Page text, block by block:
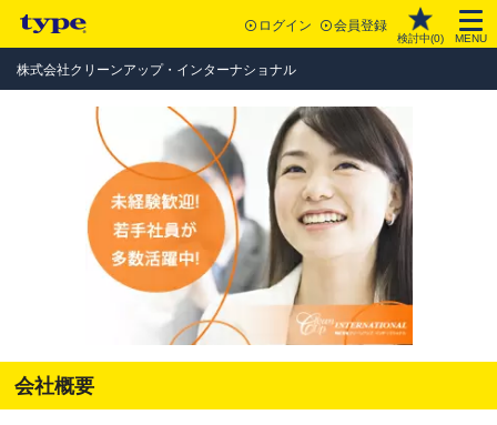
ログイン 会員登録
検討中(0) MENU
株式会社クリーンアップ・インターナショナル
会社概要